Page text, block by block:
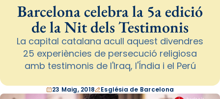
Barcelona celebra la 5a edició
de la Nit dels Testimonis
La capital catalana acull aquest divendres
25 experiències de persecució religiosa
amb testimonis de l'Iraq, l'Índia i el Perú
23 Maig, 2018 Església de Barcelona